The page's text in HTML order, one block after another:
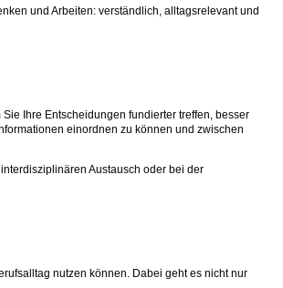
und Arbeiten: verständlich, alltagsrelevant und
Ihre Entscheidungen fundierter treffen, besser
einordnen zu können und zwischen
Austausch oder bei der
nutzen können. Dabei geht es nicht nur